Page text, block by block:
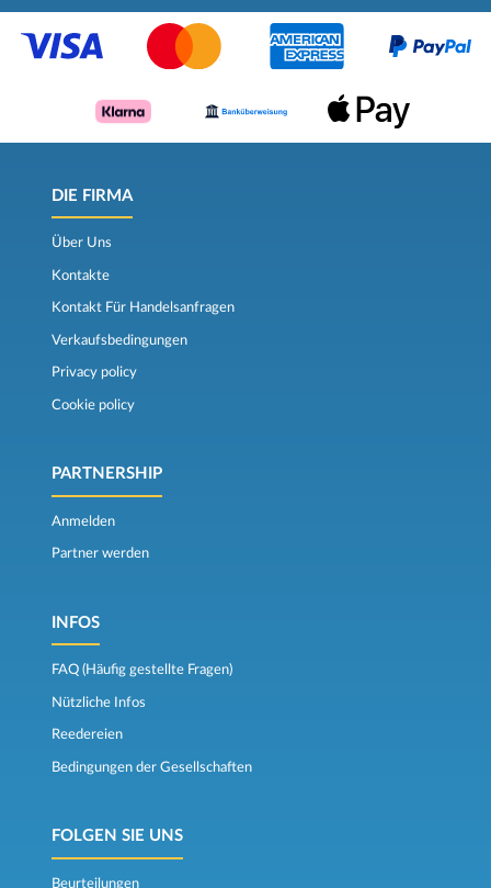
DIE FIRMA
Über Uns
Kontakte
Kontakt Für Handelsanfragen
Verkaufsbedingungen
Privacy policy
Cookie policy
PARTNERSHIP
Anmelden
Partner werden
INFOS
FAQ (Häufig gestellte Fragen)
Nützliche Infos
Reedereien
Bedingungen der Gesellschaften
FOLGEN SIE UNS
Beurteilungen